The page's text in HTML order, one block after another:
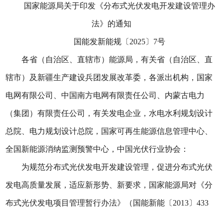
国家能源局关于印发《分布式光伏发电开发建设管理办
法》的通知
国能发新能规〔2025〕7号
各省（自治区、直辖市）能源局，有关省（自治区、直
辖市）及新疆生产建设兵团发展改革委，各派出机构，国家
电网有限公司、中国南方电网有限责任公司、内蒙古电力
（集团）有限责任公司，有关发电企业，水电水利规划设计
总院、电力规划设计总院，国家可再生能源信息管理中心、
全国新能源消纳监测预警中心，中国光伏行业协会：
为规范分布式光伏发电开发建设管理，促进分布式光伏
发电高质量发展，适应新形势、新要求，国家能源局对《分
布式光伏发电项目管理暂行办法》（国能新能〔2013〕433